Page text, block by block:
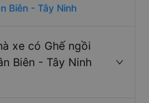
Biên - Tây Ninh
xe có Ghế ngồi
Biên - Tây Ninh